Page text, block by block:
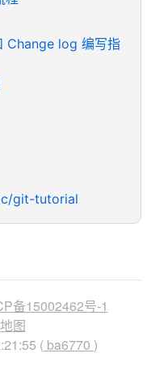
Change log 编写指
git-tutorial
备15002462号-1
图
( ba6770 )